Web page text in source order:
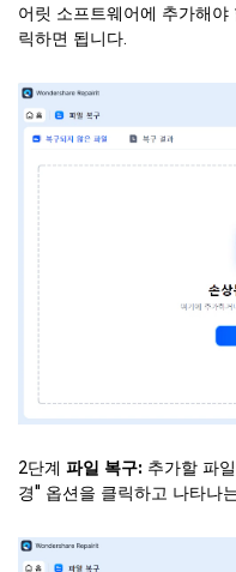
어릿 소프트웨어에 추가해
릭하면 됩니다.
2단계 파일 복구: 추가할 파
경" 옵션을 클릭하고 나타나